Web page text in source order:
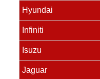
Hyundai
Infiniti
Isuzu
Jaguar